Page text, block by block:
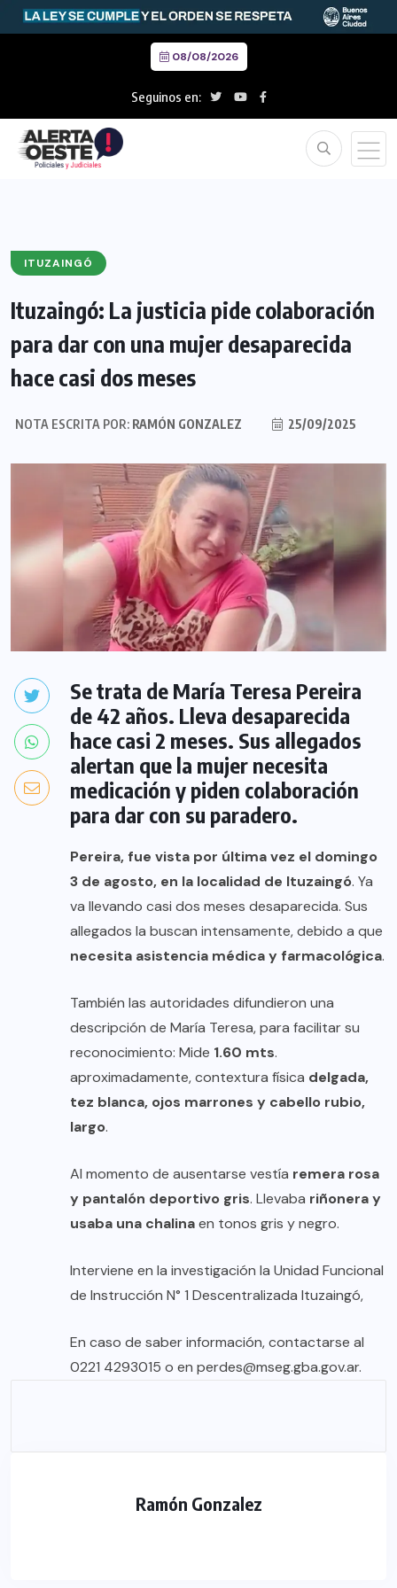
08/08/2026
Seguinos en:
ITUZAINGÓ
Ituzaingó: La justicia pide colaboración
para dar con una mujer desaparecida
hace casi dos meses
NOTA ESCRITA POR:RAMÓN GONZALEZ 25/09/2025
Se trata de María Teresa Pereira
de 42 años. Lleva desaparecida
hace casi 2 meses. Sus allegados
alertan que la mujer necesita
medicación y piden colaboración
para dar con su paradero.
Pereira, fue vista por última vez el domingo
3 de agosto, en la localidad de Ituzaingó. Ya
va llevando casi dos meses desaparecida. Sus
allegados la buscan intensamente, debido a que
necesita asistencia médica y farmacológica.
También las autoridades difundieron una
descripción de María Teresa, para facilitar su
reconocimiento: Mide 1.60 mts.
aproximadamente, contextura física delgada,
tez blanca, ojos marrones y cabello rubio,
largo.
Al momento de ausentarse vestía remera rosa
y pantalón deportivo gris. Llevaba riñonera y
usaba una chalinaen tonos gris y negro.
Interviene en la investigación la Unidad Funcional
de Instrucción N° 1 Descentralizada Ituzaingó,
En caso de saber información, contactarse al
0221 4293015 o en perdes@mseg.gba.gov.ar.
Ramón Gonzalez